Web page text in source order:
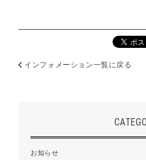
インフォメーション一覧に戻る
お知らせ